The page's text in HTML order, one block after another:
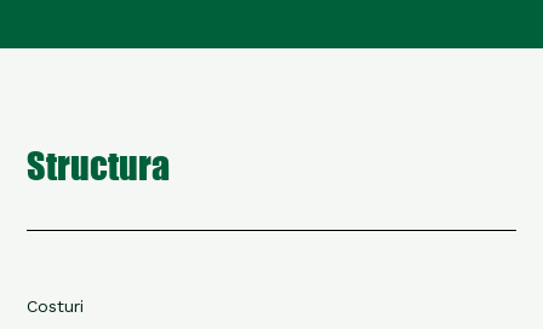
Structura
Costuri